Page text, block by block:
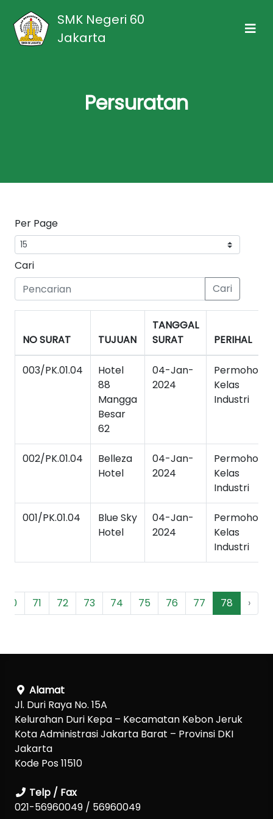
SMK Negeri 60
Jakarta
Persuratan
Per Page
Cari
Cari
NO SURAT TUJUAN
TANGGAL
SURAT
PERIHAL
003/PK.01.04
Hotel
88
Mangga
Besar
62
04-Jan-
2024
Kelas
Industri
002/PK.01.04
Belleza
Hotel
04-Jan-
2024
Kelas
Industri
001/PK.01.04
Blue Sky
Hotel
04-Jan-
2024
Kelas
Industri
70 71 72 73 74 75 76 77 78 ›
Alamat
Jl. Duri Raya No. 15A
Kelurahan Duri Kepa – Kecamatan Kebon Jeruk
Kota Administrasi Jakarta Barat – Provinsi DKI
Jakarta
Kode Pos 11510
Telp / Fax
021-56960049 / 56960049